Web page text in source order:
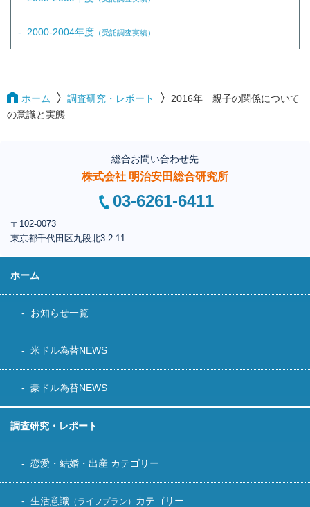
2000-2004年度 （受託調査実績）
ホーム 調査研究・レポート
2016年 親子の関係について
の意識と実態
総合お問い合わせ先
株式会社 明治安田総合研究所
03-6261-6411
〒102-0073
東京都千代田区九段北3-2-11
ホーム
お知らせ一覧
米ドル為替NEWS
豪ドル為替NEWS
調査研究・レポート
恋愛・結婚・出産 カテゴリー
生活意識 （ライフプラン） カテゴリー